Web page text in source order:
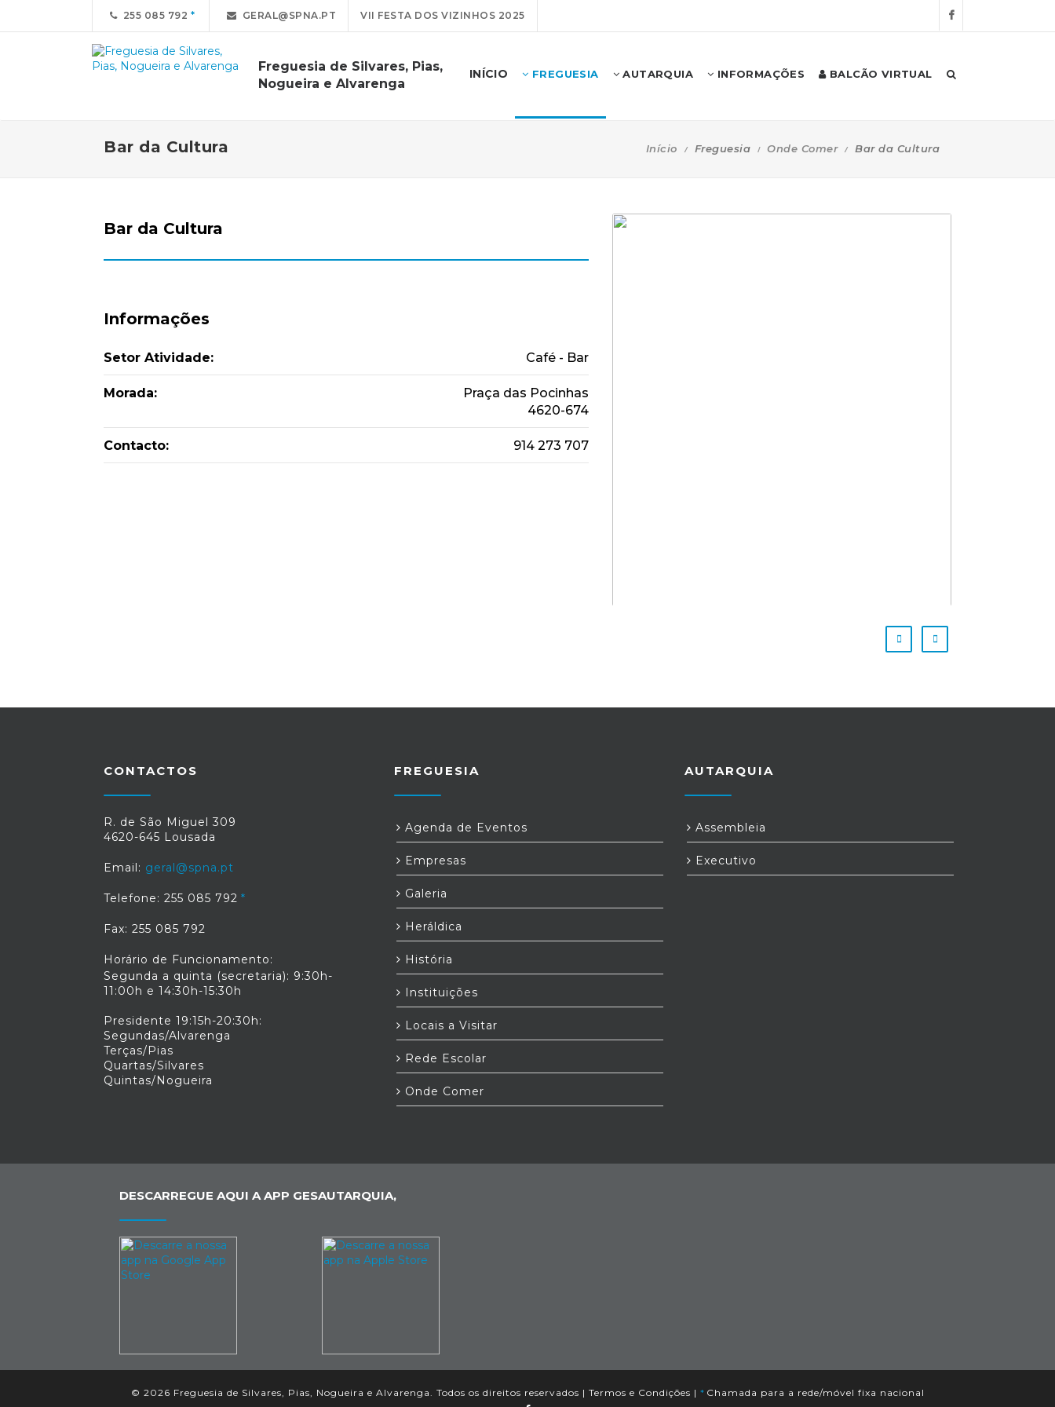
255 085 792 GERAL@SPNA.PT VII FESTA DOS VIZINHOS 2025
Freguesia de Silvares, Pias,
Nogueira e Alvarenga
INÍCIO FREGUESIA AUTARQUIA INFORMAÇÕES BALCÃO VIRTUAL
Bar da Cultura Início Freguesia Onde Comer Bar da Cultura
Bar da Cultura
Informações
Setor Atividade: Café - Bar
Morada:
Praça das Pocinhas
4620-674
Contacto: 914 273 707
CONTACTOS
R. de São Miguel 309
4620-645 Lousada
Email: geral@spna.pt
Telefone: 255 085 792
Fax: 255 085 792
Horário de Funcionamento:
Segunda a quinta (secretaria): 9:30h-
11:00h e 14:30h-15:30h
Presidente 19:15h-20:30h:
Segundas/Alvarenga
Terças/Pias
Quartas/Silvares
Quintas/Nogueira
FREGUESIA
Agenda de Eventos
Empresas
Galeria
Heráldica
História
Instituições
Locais a Visitar
Rede Escolar
Onde Comer
AUTARQUIA
Assembleia
Executivo
DESCARREGUE AQUI A APP GESAUTARQUIA,
© 2026 Freguesia de Silvares, Pias, Nogueira e Alvarenga. Todos os direitos reservados | Termos e Condições | * Chamada para a rede/móvel fixa nacional